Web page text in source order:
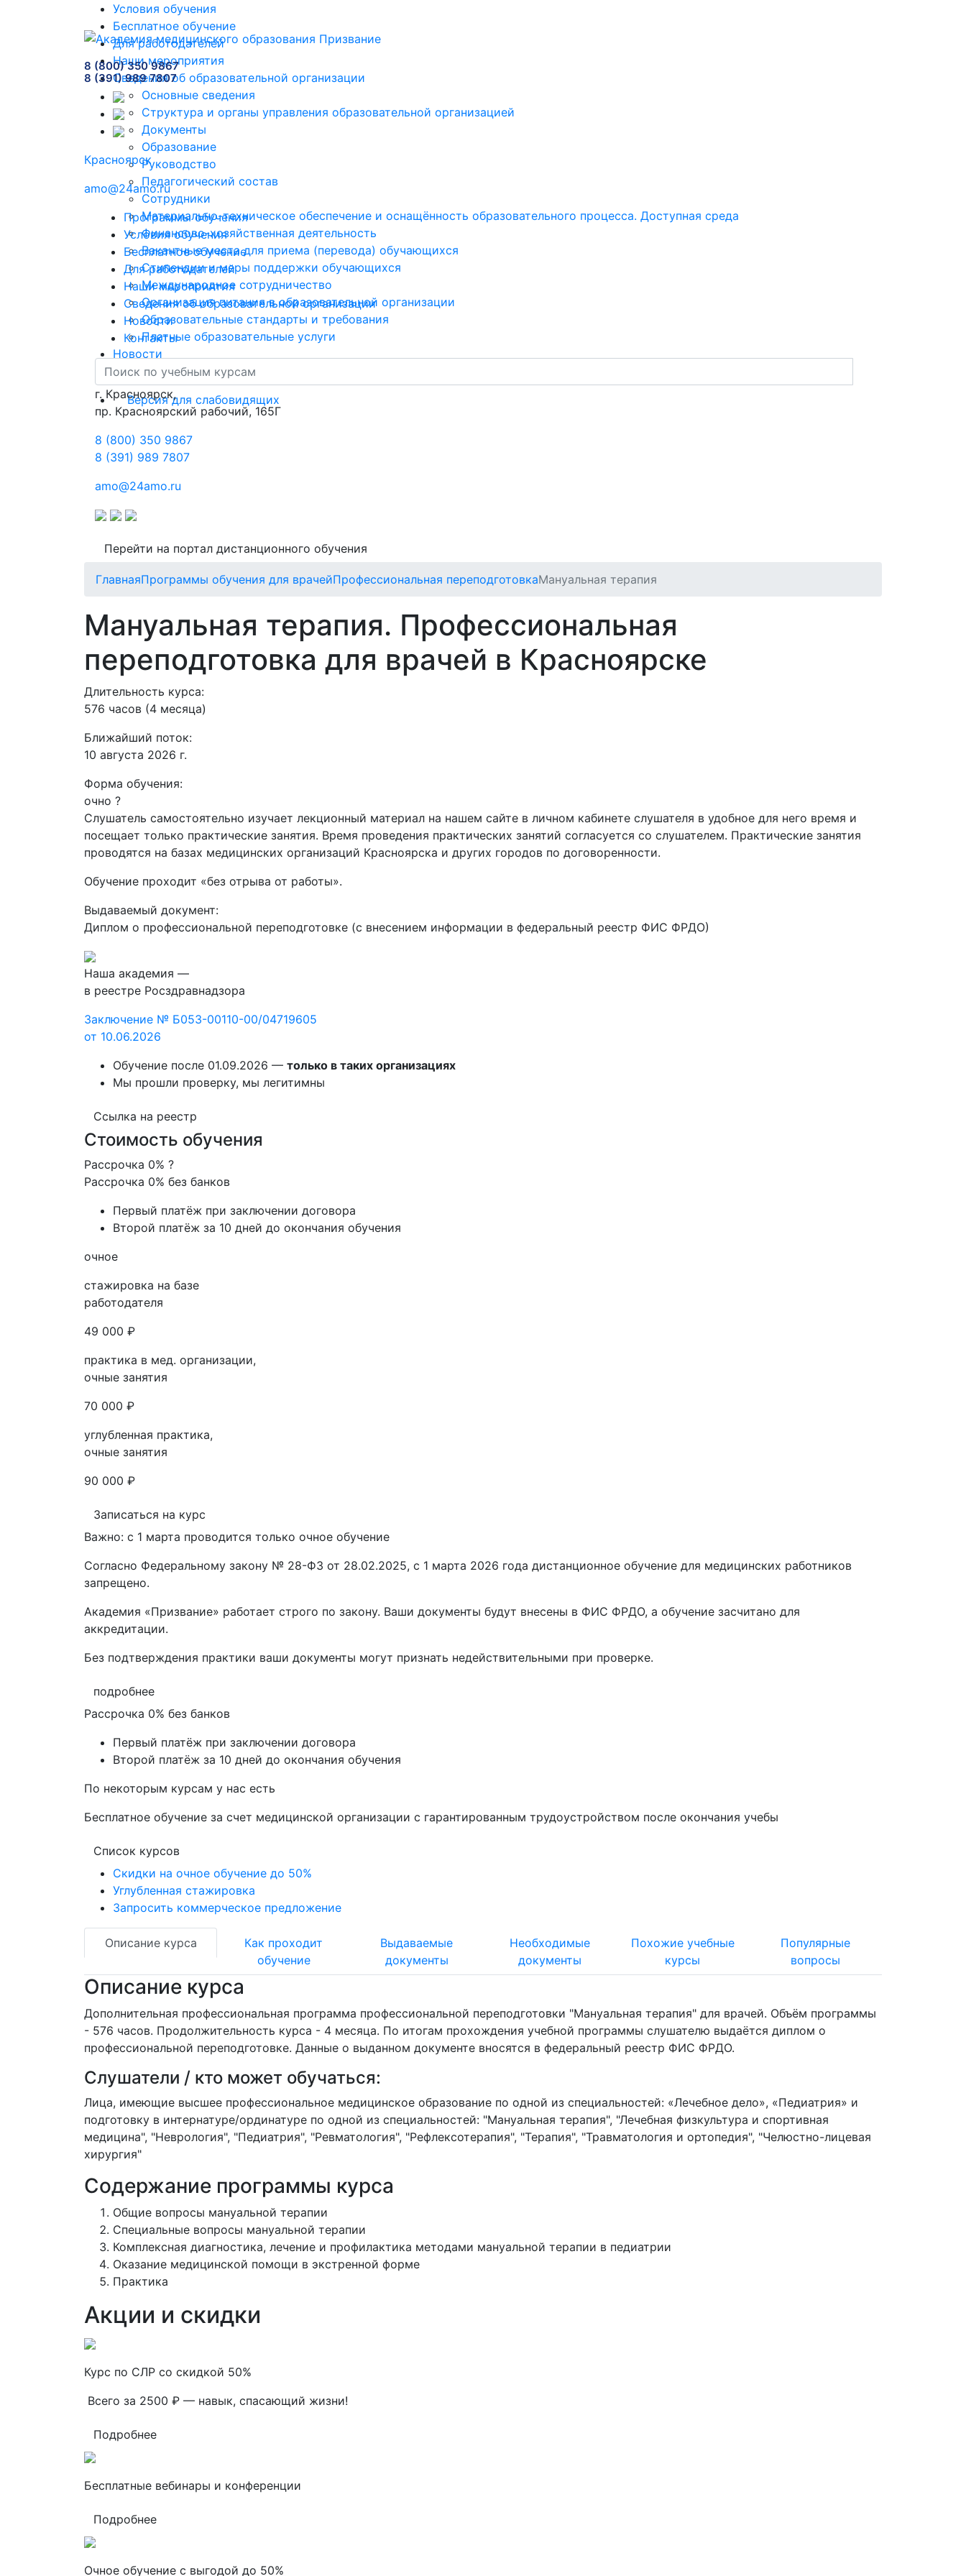
Условия обучения
Бесплатное обучение
Для работодателей
Наши мероприятия
Сведения об образовательной организации
Основные сведения
Структура и органы управления образовательной организацией
Документы
Образование
Руководство
Педагогический состав
Сотрудники
Материально-техническое обеспечение и оснащённость образовательного процесса. Доступная среда
Финансово-хозяйственная деятельность
Вакантные места для приема (перевода) обучающихся
Стипендии и меры поддержки обучающихся
Международное сотрудничество
Организация питания в образовательной организации
Образовательные стандарты и требования
Платные образовательные услуги
Новости
Контакты
Версия для слабовидящих
8 (800) 350 9867
8 (391) 989 7807
Красноярск
amo@24amo.ru
Программы обучения
Условия обучения
Бесплатное обучение
Для работодателей
Наши мероприятия
Сведения об образовательной организации
Новости
Контакты
г. Красноярск,
пр. Красноярский рабочий, 165Г
8 (800) 350 9867
8 (391) 989 7807
amo@24amo.ru
Перейти на портал дистанционного обучения
ГлавнаяПрограммы обучения для врачейПрофессиональная переподготовкаМануальная терапия
Мануальная терапия. Профессиональная
переподготовка для врачей в Красноярске
Длительность курса:
576 часов (4 месяца)
Ближайший поток:
10 августа 2026 г.
Форма обучения:
очно ?
Слушатель самостоятельно изучает лекционный материал на нашем сайте в личном кабинете слушателя в удобное для него время и
посещает только практические занятия. Время проведения практических занятий согласуется со слушателем. Практические занятия
проводятся на базах медицинских организаций Красноярска и других городов по договоренности.
Обучение проходит «без отрыва от работы».
Выдаваемый документ:
Диплом о профессиональной переподготовке (с внесением информации в федеральный реестр ФИС ФРДО)
Наша академия —
в реестре Росздравнадзора
Заключение № Б053-00110-00/04719605
от 10.06.2026
Обучение после 01.09.2026 — только в таких организациях
Мы прошли проверку, мы легитимны
Ссылка на реестр
Стоимость обучения
Рассрочка 0% ?
Рассрочка 0% без банков
Первый платёж при заключении договора
Второй платёж за 10 дней до окончания обучения
очное
стажировка на базе
работодателя
49 000 ₽
практика в мед. организации,
очные занятия
70 000 ₽
углубленная практика,
очные занятия
90 000 ₽
Записаться на курс
Важно: с 1 марта проводится только очное обучение
Согласно Федеральному закону № 28-ФЗ от 28.02.2025, с 1 марта 2026 года дистанционное обучение для медицинских работников
запрещено.
Академия «Призвание» работает строго по закону. Ваши документы будут внесены в ФИС ФРДО, а обучение засчитано для
аккредитации.
Без подтверждения практики ваши документы могут признать недействительными при проверке.
подробнее
Рассрочка 0% без банков
Первый платёж при заключении договора
Второй платёж за 10 дней до окончания обучения
По некоторым курсам у нас есть
Бесплатное обучение за счет медицинской организации с гарантированным трудоустройством после окончания учебы
Список курсов
Скидки на очное обучение до 50%
Углубленная стажировка
Запросить коммерческое предложение
Описание курса
Как проходит
обучение
Выдаваемые
документы
Необходимые
документы
Похожие учебные
курсы
Популярные
вопросы
Описание курса
Дополнительная профессиональная программа профессиональной переподготовки "Мануальная терапия" для врачей. Объём программы
- 576 часов. Продолжительность курса - 4 месяца. По итогам прохождения учебной программы слушателю выдаётся диплом о
профессиональной переподготовке. Данные о выданном документе вносятся в федеральный реестр ФИС ФРДО.
Слушатели / кто может обучаться:
Лица, имеющие высшее профессиональное медицинское образование по одной из специальностей: «Лечебное дело», «Педиатрия» и
подготовку в интернатуре/ординатуре по одной из специальностей: "Мануальная терапия", "Лечебная физкультура и спортивная
медицина", "Неврология", "Педиатрия", "Ревматология", "Рефлексотерапия", "Терапия", "Травматология и ортопедия", "Челюстно-лицевая
хирургия"
Содержание программы курса
Общие вопросы мануальной терапии
Специальные вопросы мануальной терапии
Комплексная диагностика, лечение и профилактика методами мануальной терапии в педиатрии
Оказание медицинской помощи в экстренной форме
Практика
Акции и скидки
Курс по СЛР со скидкой 50%
Всего за 2500 ₽ — навык, спасающий жизни!
Подробнее
Бесплатные вебинары и конференции
Подробнее
Очное обучение с выгодой до 50%